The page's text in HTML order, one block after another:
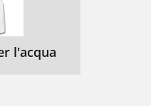
l'acqua